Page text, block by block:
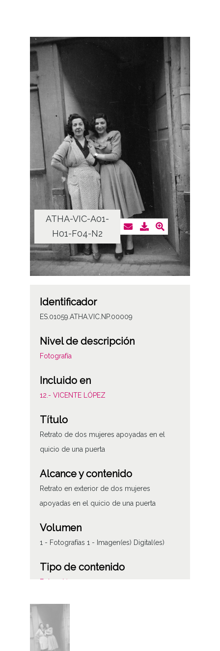
ATHA-VIC-A01-
H01-F04-N2
Identificador
ES.01059.ATHA.VIC.NP.00009
Nivel de descripción
Fotografía
Incluido en
12.- VICENTE LÓPEZ
Título
Retrato de dos mujeres apoyadas en el
quicio de una puerta
Alcance y contenido
Retrato en exterior de dos mujeres
apoyadas en el quicio de una puerta
Volumen
1 - Fotografías 1 - Imagen(es) Digital(es)
Tipo de contenido
Fotográfico
Características del soporte
Plástico
135 mm